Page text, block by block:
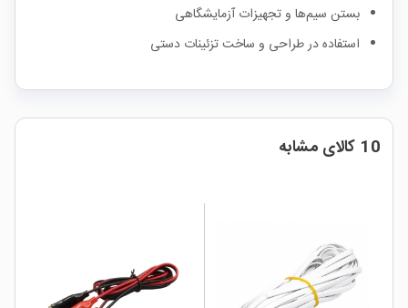
بستن سیم‌ها و تجهیزات آزمایشگاهی
استفاده در طراحی و ساخت تزئینات دستی
10 کالای مشابه